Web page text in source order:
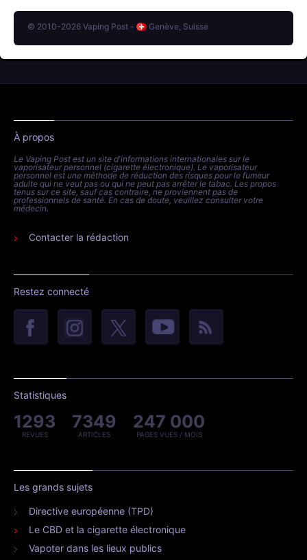
© 2010-2026 Vaping Post - Genève, Suisse
À propos
Le Vaping Post est un site d'informations internationales sur le
vaporisateur personnel (cigarette électronique). Le vaporisateur
personnel est une méthode de réduction des risques pour le fumeur
adulte qui ne veut pas ou qui ne peut pas arrêter le tabac. Les propos
tenus sur ce site, sauf cas contraire, ne proviennent pas de
professionnels de santé. En cas de doute, veuillez consulter votre
médecin.
Contacter la rédaction
Restez connecté
Statistiques
1293
REVUES
7349
ARTICLES
247 000
PAGES VUES / MOIS
Les grands sujets
Directive européenne (TPD)
Le CBD et la cigarette électronique
Vapoter dans les lieux publics